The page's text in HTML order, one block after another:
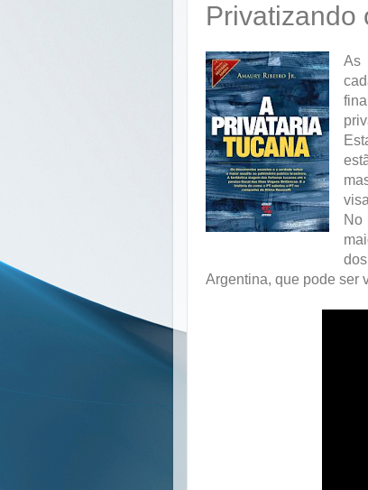
Privatizando
As
No
Argentina, que pode ser